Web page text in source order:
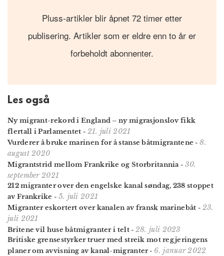
Pluss-artikler blir åpnet 72 timer etter
publisering. Artikler som er eldre enn to år er
forbeholdt abonnenter.
Les også
Ny migrant-rekord i England – ny migrasjonslov fikk
flertall i Parlamentet - 21. juli 2021
Vurderer å bruke marinen for å stanse båtmigrantene -8.
august 2020
Migrantstrid mellom Frankrike og Storbritannia - 30.
september 2021
212 migranter over den engelske kanal søndag, 238 stoppet
av Frankrike - 5. juli 2021
Migranter eskortert over kanalen av fransk marinebåt - 23.
juli 2021
Britene vil huse båtmigranter i telt- 28. juli 2023
Britiske grensestyrker truer med streik mot regjeringens
planer om avvisning av kanal-migranter- 6. januar 2022